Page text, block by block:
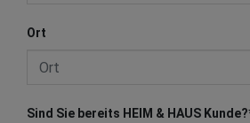
Ort
Sind Sie bereits HEIM & HAUS Kunde?